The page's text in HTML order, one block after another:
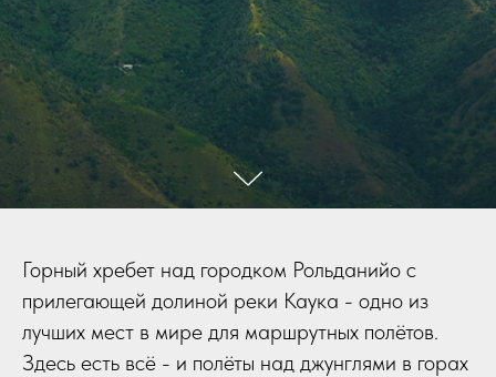
Горный хребет над городком Рольданийо с
прилегающей долиной реки Каука - одно из
лучших мест в мире для маршрутных полётов.
Здесь есть всё - и полёты над джунглями в горах